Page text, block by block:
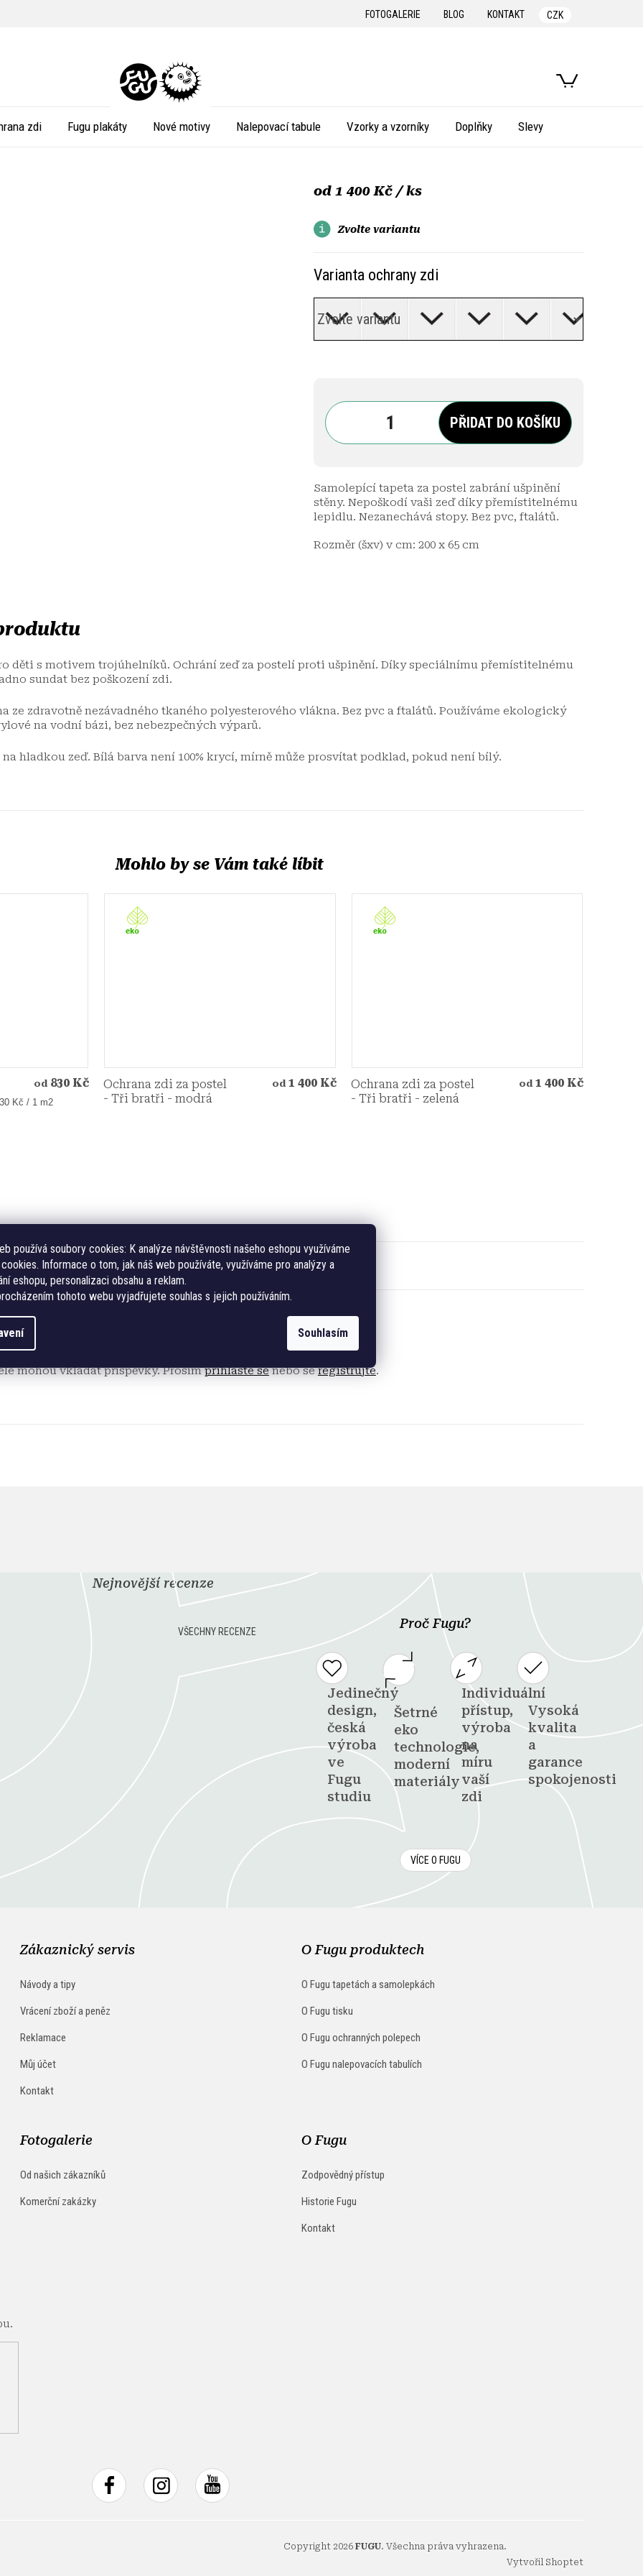
používá soubory cookies: K analýze návštěvnosti našeho eshopu využíváme
Informace o tom, jak náš web používáte, využíváme pro analýzy a
eshopu, personalizaci obsahu a reklam.
tohoto webu vyjadřujete souhlas s jejich používáním.
Souhlasím
FOTOGALERIE BLOG KONTAKT CZK
NÁKUPNÍ
zdi Fugu plakáty Nové motivy Nalepovací tabule Vzorky a vzorníky Doplňky Slevy
od 1 400 Kč / ks
Zvolte variantu
Varianta ochrany zdi
PŘIDAT DO KOŠÍKU
Samolepící tapeta za postel zabrání ušpinění
stěny. Nepoškodí vaši zeď díky přemístitelnému
lepidlu. Nezanechává stopy. Bez pvc, ftalátů.
Rozměr (šxv) v cm: 200 x 65 cm
děti s motivem trojúhelníků. Ochrání zeď za postelí proti ušpinění. Díky speciálnímu přemístitelnému
sundat bez poškození zdi.
ze zdravotně nezávadného tkaného polyesterového vlákna. Bez pvc a ftalátů. Používáme ekologický
na vodní bázi, bez nebezpečných výparů.
hladkou zeď. Bílá barva není 100% krycí, mírně může prosvítat podklad, pokud není bílý.
od 830 Kč
Kč / 1 m2
Ochrana zdi za postel
- Tři bratři - modrá
od1 400 Kč
Ochrana zdi za postel
- Tři bratři - zelená
od1 400 Kč
k této položce.
mohou vkládat příspěvky. Prosímpřihlaste senebo seregistrujte.
Nejnovější recenze
VŠECHNY RECENZE
Proč Fugu?
Jedinečný
design,
česká
výroba
ve
Fugu
studiu
Šetrné
eko
technologie,
moderní
materiály
Individuální
přístup,
výroba
na
míru
vaší
zdi
Vysoká
kvalita
a
garance
spokojenosti
VÍCE O FUGU
Zákaznický servis
Návody a tipy
Vrácení zboží a peněz
Reklamace
Můj účet
Kontakt
O Fugu produktech
O Fugu tapetách a samolepkách
O Fugu tisku
O Fugu ochranných polepech
O Fugu nalepovacích tabulích
Fotogalerie
Od našich zákazníků
Komerční zakázky
O Fugu
Zodpovědný přístup
Historie Fugu
Kontakt
Vytvořil Shoptet
Copyright 2026 FUGU. Všechna práva vyhrazena.